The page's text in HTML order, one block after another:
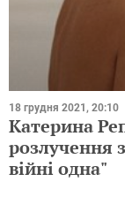
18 грудня 2021, 20:10
Катерина
розлучення
війні одна"